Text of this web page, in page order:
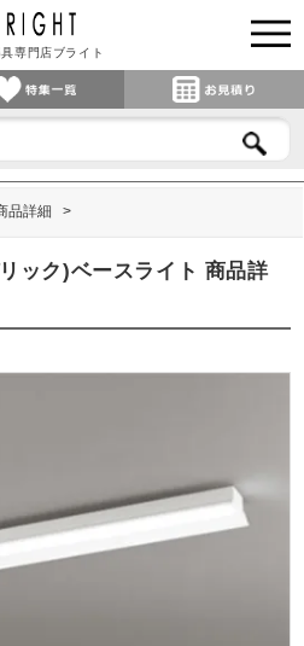
専門店ブライト
品詳細
ック)ベースライト 商品詳